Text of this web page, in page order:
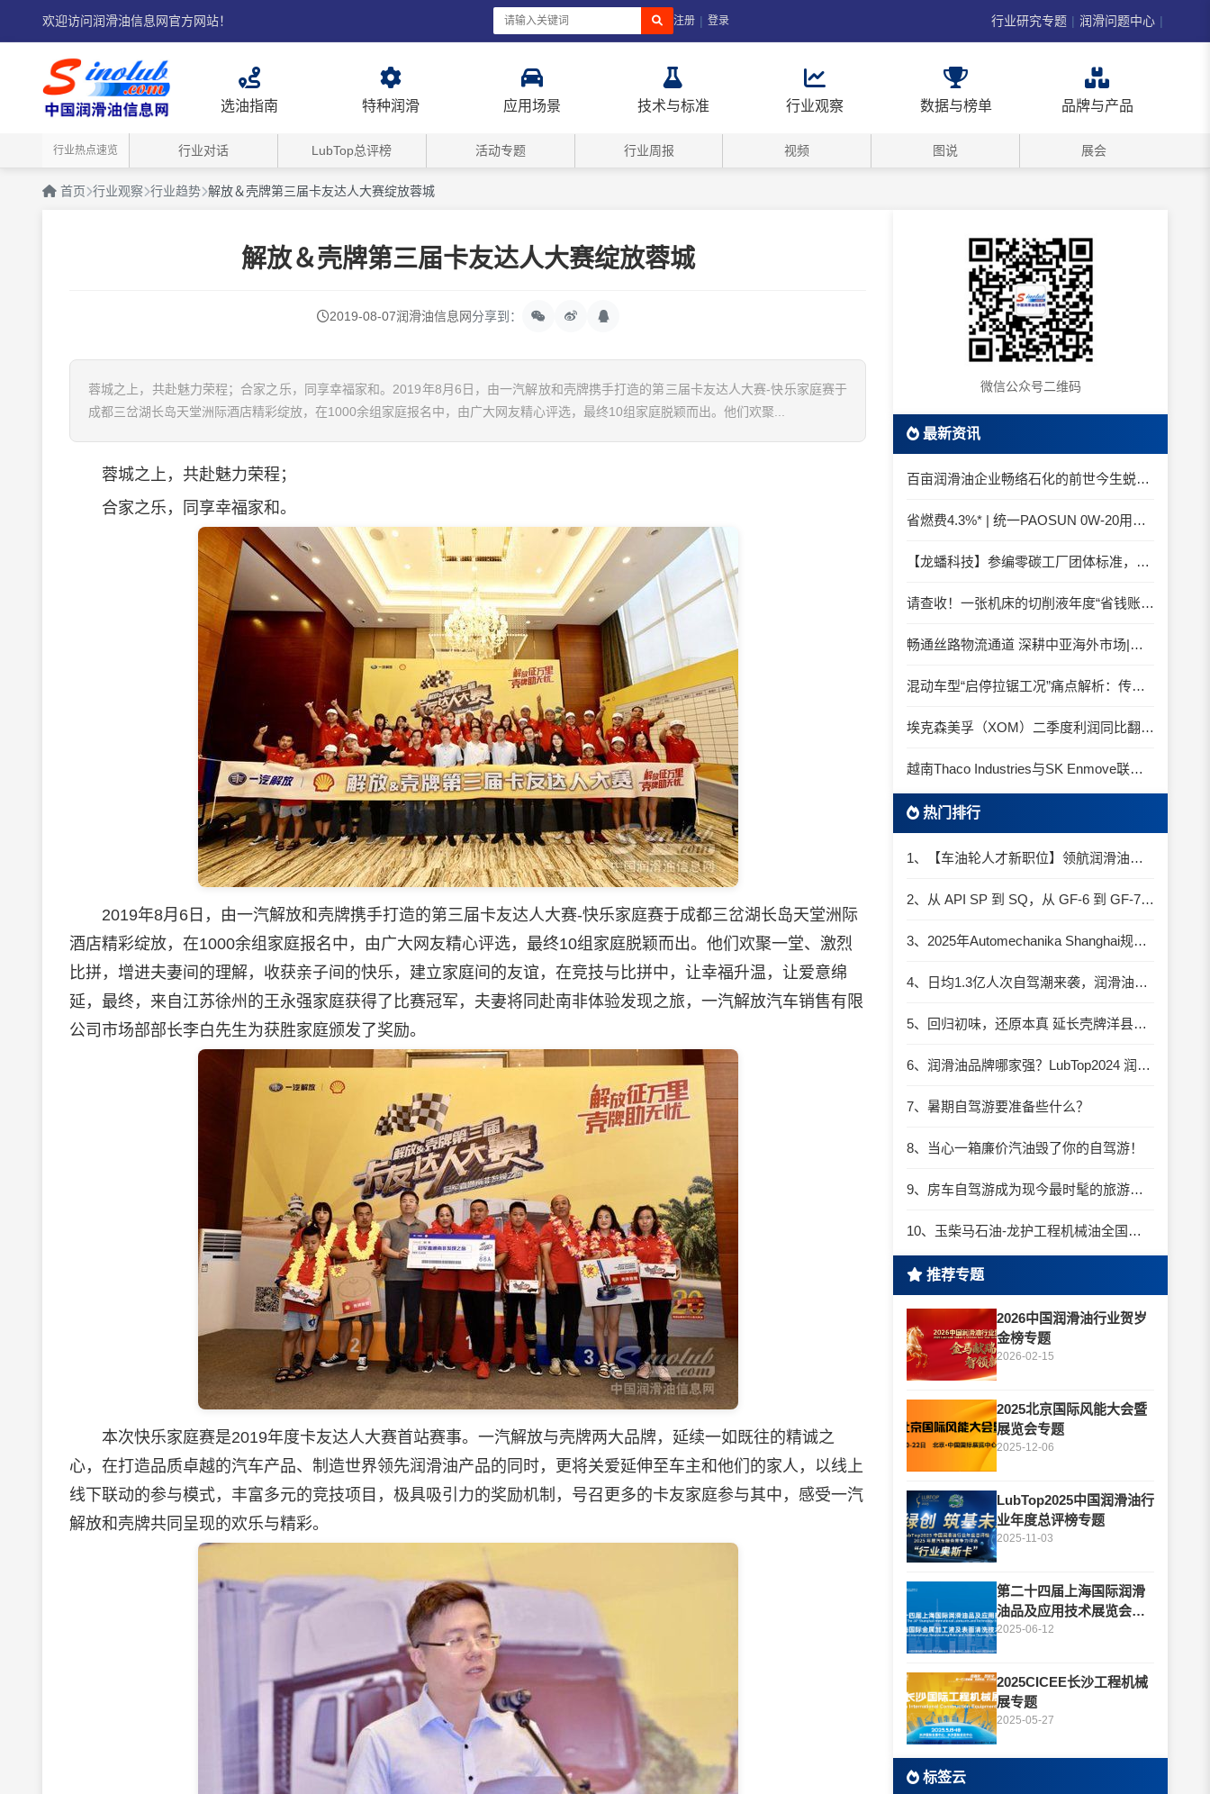
欢迎访问润滑油信息网官方网站！ 注册 | 登录 行业研究专题 | 润滑问题中心 |
选油指南 特种润滑 应用场景 技术与标准 行业观察 数据与榜单 品牌与产品
行业热点速览 行业对话 LubTop总评榜 活动专题 行业周报 视频 图说 展会
首页 行业观察 行业趋势 解放＆壳牌第三届卡友达人大赛绽放蓉城
解放＆壳牌第三届卡友达人大赛绽放蓉城
2019-08-07润滑油信息网分享到：
蓉城之上，共赴魅力荣程；合家之乐，同享幸福家和。2019年8月6日，由一汽解放和壳牌携手打造的第三届卡友达人大赛-快乐家庭赛于
成都三岔湖长岛天堂洲际酒店精彩绽放，在1000余组家庭报名中，由广大网友精心评选，最终10组家庭脱颖而出。他们欢聚...
蓉城之上，共赴魅力荣程；
合家之乐，同享幸福家和。
2019年8月6日，由一汽解放和壳牌携手打造的第三届卡友达人大赛-快乐家庭赛于成都三岔湖长岛天堂洲际
酒店精彩绽放，在1000余组家庭报名中，由广大网友精心评选，最终10组家庭脱颖而出。他们欢聚一堂、激烈
比拼，增进夫妻间的理解，收获亲子间的快乐，建立家庭间的友谊，在竞技与比拼中，让幸福升温，让爱意绵
延，最终，来自江苏徐州的王永强家庭获得了比赛冠军，夫妻将同赴南非体验发现之旅，一汽解放汽车销售有限
公司市场部部长李白先生为获胜家庭颁发了奖励。
本次快乐家庭赛是2019年度卡友达人大赛首站赛事。一汽解放与壳牌两大品牌，延续一如既往的精诚之
心，在打造品质卓越的汽车产品、制造世界领先润滑油产品的同时，更将关爱延伸至车主和他们的家人，以线上
线下联动的参与模式，丰富多元的竞技项目，极具吸引力的奖励机制，号召更多的卡友家庭参与其中，感受一汽
解放和壳牌共同呈现的欢乐与精彩。
微信公众号二维码
最新资讯
百亩润滑油企业畅络石化的前世今生蜕变之路
省燃费4.3%* | 统一PAOSUN 0W-20用认证和标准说话
【龙蟠科技】参编零碳工厂团体标准，龙蟠科技以绿色智造锚定零碳未来
请查收！一张机床的切削液年度“省钱账单”
畅通丝路物流通道 深耕中亚海外市场|中国石化SINOPEC润滑油北京-阿拉木图图定班列顺利抵达
混动车型“启停拉锯工况”痛点解析：传统机油为何频繁出现油泥堆积？
埃克森美孚（XOM）二季度利润同比翻倍 创2022年以来新高
越南Thaco Industries与SK Enmove联手合作润滑油
热门排行
1、【车油轮人才新职位】领航润滑油优质职位招聘
2、从 API SP 到 SQ，从 GF-6 到 GF-7：润滑油技术壁垒再升高，你准备好了吗？
3、2025年Automechanika Shanghai规模再度扩大：首次启用国家会展中心（上海）全部15个展馆
4、日均1.3亿人次自驾潮来袭，润滑油行业解锁增长新密码​
5、回归初味，还原本真 延长壳牌洋县踏春自驾游
6、润滑油品牌哪家强？LubTop2024 润滑油总评榜荣耀张榜
7、暑期自驾游要准备些什么？
8、当心一箱廉价汽油毁了你的自驾游！
9、房车自驾游成为现今最时髦的旅游方式
10、玉柴马石油-龙护工程机械油全国招商丨卓越的品质，专业的品牌！
推荐专题
2026中国润滑油行业贺岁
金榜专题
2026-02-15
2025北京国际风能大会暨
展览会专题
2025-12-06
LubTop2025中国润滑油行
业年度总评榜专题
2025-11-03
第二十四届上海国际润滑
油品及应用技术展览会专
题
2025-06-12
2025CICEE长沙工程机械
展专题
2025-05-27
标签云